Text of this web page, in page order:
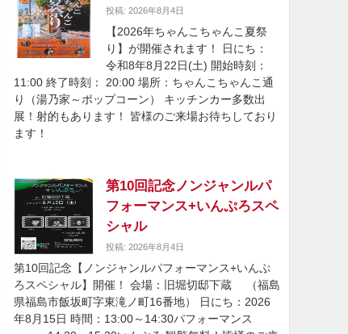
投稿: 2026年8月4日
【2026年ちゃんこちゃんこ夏祭
り】が開催されます！ 日にち：
令和8年8月22日(土) 開始時刻：
11:00 終了時刻： 20:00 場所：ちゃんこちゃんこ通
り（湯乃家～ポップコーン） キッチンカー多数出
展！射的もあります！ 皆様のご来場お待ちしており
ます！
第10回記念ノンジャンルパ
フォーマンス+いんぷろスペ
シャル
投稿: 2026年8月4日
第10回記念【ノンジャンルパフォーマンス+いんぷ
ろスペシャル】開催！ 会場：旧堀切邸下蔵 （福島
県福島市飯坂町字東滝ノ町16番地） 日にち：2026
年8月15日 時間：13:00～14:30パフォーマンス